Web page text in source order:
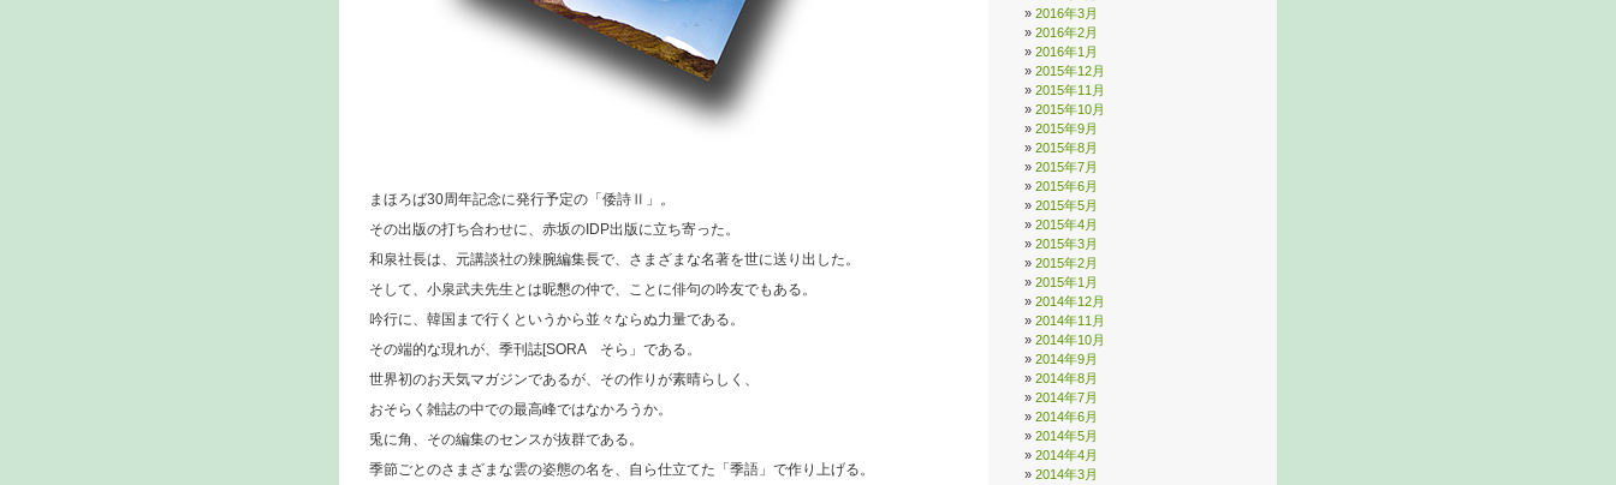
まほろば30周年記念に発行予定の「倭詩Ⅱ」。
その出版の打ち合わせに、赤坂のIDP出版に立ち寄った。
和泉社長は、元講談社の辣腕編集長で、さまざまな名著を世に送り出した。
そして、小泉武夫先生とは昵懇の仲で、ことに俳句の吟友でもある。
吟行に、韓国まで行くというから並々ならぬ力量である。
その端的な現れが、季刊誌[SORA そら」である。
世界初のお天気マガジンであるが、その作りが素晴らしく、
おそらく雑誌の中での最高峰ではなかろうか。
兎に角、その編集のセンスが抜群である。
季節ごとのさまざまな雲の姿態の名を、自ら仕立てた「季語」で作り上げる。
2016年3月
2016年2月
2016年1月
2015年12月
2015年11月
2015年10月
2015年9月
2015年8月
2015年7月
2015年6月
2015年5月
2015年4月
2015年3月
2015年2月
2015年1月
2014年12月
2014年11月
2014年10月
2014年9月
2014年8月
2014年7月
2014年6月
2014年5月
2014年4月
2014年3月